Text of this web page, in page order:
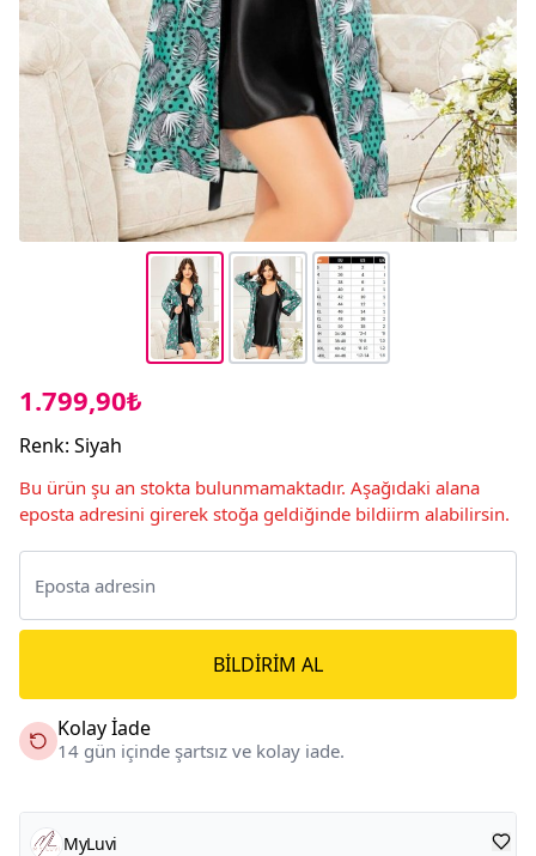
1.799,90₺
Renk: Siyah
Bu ürün şu an stokta bulunmamaktadır. Aşağıdaki alana
eposta adresini girerek stoğa geldiğinde bildiirm alabilirsin.
BILDIRIM AL
Kolay İade
14 gün içinde şartsız ve kolay iade.
MyLuvi